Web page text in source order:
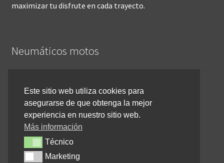
maximizar tu disfrute en cada trayecto.
Neumáticos motos
Inicio
Cómo comprar online
Devoluciones y reembolsos
Cancelar pedido
Este sitio web utiliza cookies para
asegurarse de que obtenga la mejor
experiencia en nuestro sitio web.
Más información
TécnicoTécnico
MarketingMarketing